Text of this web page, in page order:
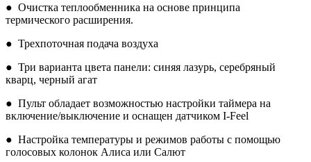
● Очистка теплообменника на основе принципа
термического расширения.
● Трехпоточная подача воздуха
● Три варианта цвета панели: cиняя лазурь, серебряный
кварц, черный агат
● Пульт обладает возможностью настройки таймера на
включение/выключение и оснащен датчиком I-Feel
● Настройка температуры и режимов работы с помощью
голосовых колонок Алиса или Салют